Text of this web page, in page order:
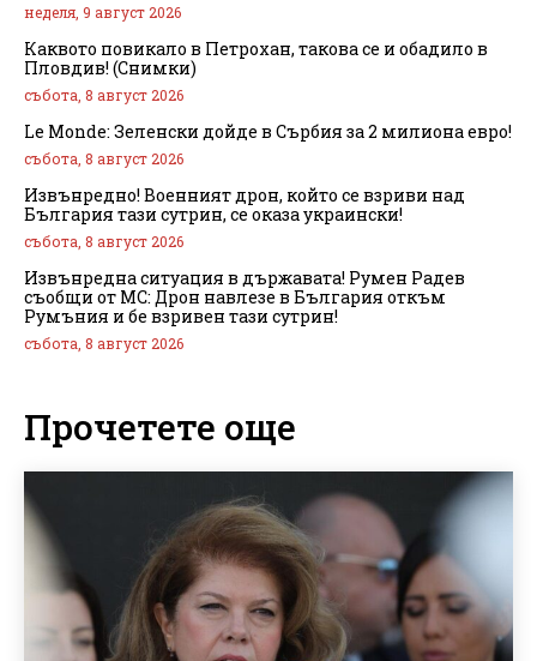
неделя, 9 август 2026
Каквото повикало в Петрохан, такова се и обадило в
Пловдив! (Снимки)
събота, 8 август 2026
Le Monde: Зеленски дойде в Сърбия за 2 милиона евро!
събота, 8 август 2026
Извънредно! Военният дрон, който се взриви над
България тази сутрин, се оказа украински!
събота, 8 август 2026
Извънредна ситуация в държавата! Румен Радев
съобщи от МС: Дрон навлезе в България откъм
Румъния и бе взривен тази сутрин!
събота, 8 август 2026
Прочетете още